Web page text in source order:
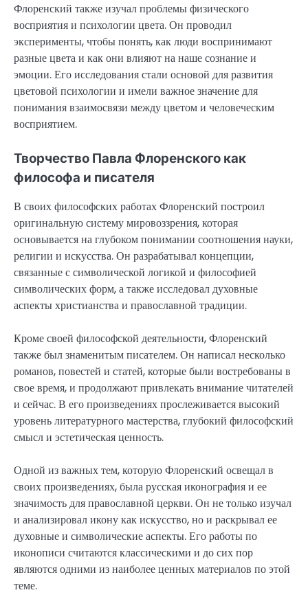
Флоренский также изучал проблемы физического
восприятия и психологии цвета. Он проводил
эксперименты, чтобы понять, как люди воспринимают
разные цвета и как они влияют на наше сознание и
эмоции. Его исследования стали основой для развития
цветовой психологии и имели важное значение для
понимания взаимосвязи между цветом и человеческим
восприятием.
Творчество Павла Флоренского как
философа и писателя
В своих философских работах Флоренский построил
оригинальную систему мировоззрения, которая
основывается на глубоком понимании соотношения науки,
религии и искусства. Он разрабатывал концепции,
связанные с символической логикой и философией
символических форм, а также исследовал духовные
аспекты христианства и православной традиции.
Кроме своей философской деятельности, Флоренский
также был знаменитым писателем. Он написал несколько
романов, повестей и статей, которые были востребованы в
свое время, и продолжают привлекать внимание читателей
и сейчас. В его произведениях прослеживается высокий
уровень литературного мастерства, глубокий философский
смысл и эстетическая ценность.
Одной из важных тем, которую Флоренский освещал в
своих произведениях, была русская иконография и ее
значимость для православной церкви. Он не только изучал
и анализировал икону как искусство, но и раскрывал ее
духовные и символические аспекты. Его работы по
иконописи считаются классическими и до сих пор
являются одними из наиболее ценных материалов по этой
теме.